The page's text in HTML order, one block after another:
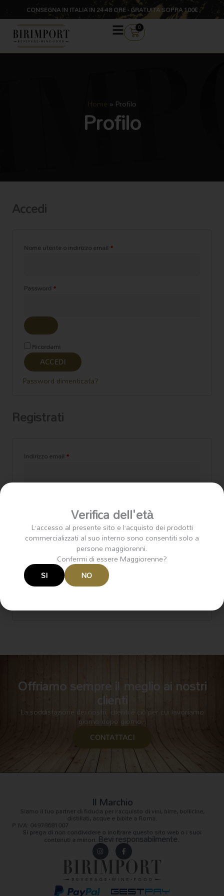
contenuto
CONSEGNA IN ITALIA IN 24-48 ORE - GRATUITA SOPRA 100€
0
CARRELLO
Home » Profilo
Profilo
Accedi
Nome utente o indirizzo email *
Password *
Ricordami
ACCEDI
Password dimenticata?
Registrati
Indirizzo email *
I tuoi dati personali verranno utilizzati per supportare la
tua esperienza su questo sito web, per gestire
l'accesso al tuo account e per altri scopi descritti nella
nostraprivacy policy.
Offriamo sempre il meglio ai nostri
clienti
La soddisfazione dei nostri clienti è ciò per cui lavoriamo
giorno dopo giorno.
CONTATTACI
Il Marchio
Si prega di non condividere o inoltrare questo sito web o i suoi
contenuti a minori. Bevi responsabilmente.
In
s
t
g
r
a
F
a
c
eb
o
o
k
Verifica dell'età
L’accesso al presente sito e l’acquisto dei prodotti
commercializzati al suo interno sono consentiti solo a
persone maggiorenni.
Confermi di essere Maggiorenne?
SI NO